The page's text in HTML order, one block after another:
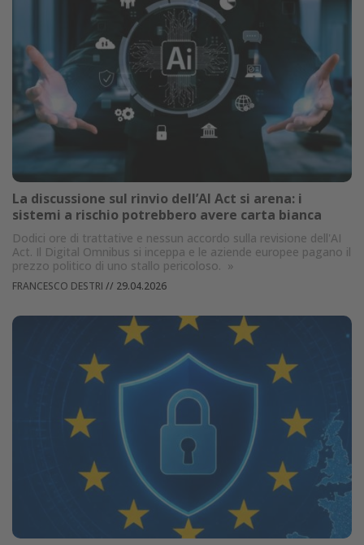
La discussione sul rinvio dell’AI Act si arena: i
sistemi a rischio potrebbero avere carta bianca
Dodici ore di trattative e nessun accordo sulla revisione dell'AI
Act. Il Digital Omnibus si inceppa e le aziende europee pagano il
prezzo politico di uno stallo pericoloso. »
FRANCESCO DESTRI // 29.04.2026